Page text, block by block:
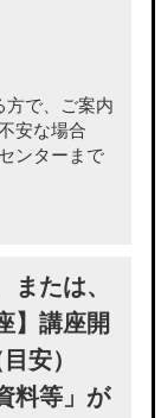
方で、ご案内
安な場合
ンターまで
または、
】講座開
安）
料等」が